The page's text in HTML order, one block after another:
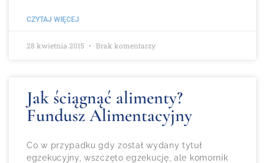
CZYTAJ WIĘCEJ
28 kwietnia 2015 Brak komentarzy
Jak ściągnąć alimenty?
Fundusz Alimentacyjny
Co w przypadku gdy został wydany tytuł
egzekucyjny, wszczęto egzekucję, ale komornik